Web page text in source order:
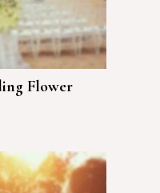
Flower